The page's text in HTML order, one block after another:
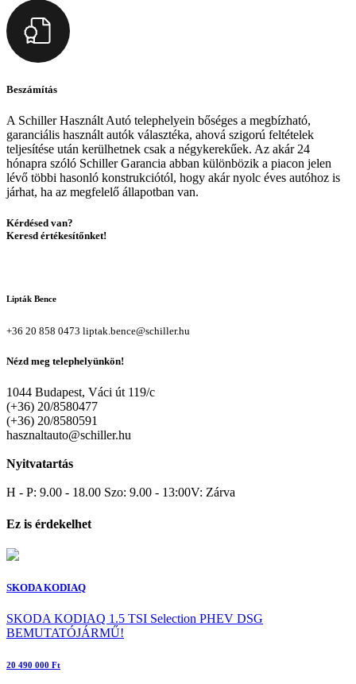
Beszámítás
A Schiller Használt Autó telephelyein bőséges a megbízható,
garanciális használt autók választéka, ahová szigorú feltételek
teljesítése után kerülhetnek csak a négykerekűek. Az akár 24
hónapra szóló Schiller Garancia abban különbözik a piacon jelen
lévő többi hasonló konstrukciótól, hogy akár nyolc éves autóhoz is
járhat, ha az megfelelő állapotban van.
Kérdésed van?
Keresd értékesítőnket!
Lipták Bence
+36 20 858 0473 liptak.bence@schiller.hu
Nézd meg telephelyünkön!
1044 Budapest, Váci út 119/c
(+36) 20/8580477
(+36) 20/8580591
hasznaltauto@schiller.hu
Nyitvatartás
H - P: 9.00 - 18.00 Szo: 9.00 - 13:00V: Zárva
Ez is érdekelhet
SKODA KODIAQ
SKODA KODIAQ 1.5 TSI Selection PHEV DSG
BEMUTATÓJÁRMŰ!
20 490 000 Ft